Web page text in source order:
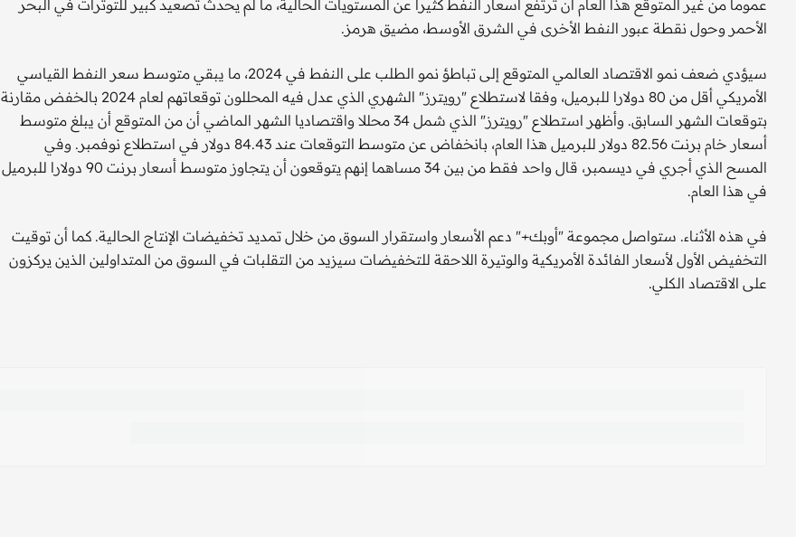
عموما من غير المتوقع هذا العام أن ترتفع أسعار النفط كثيرا عن المستويات الحالية، ما لم يحدث تصعيد كبير للتوترات في البحر
الأحمر وحول نقطة عبور النفط الأخرى في الشرق الأوسط، مضيق هرمز.
سيؤدي ضعف نمو الاقتصاد العالمي المتوقع إلى تباطؤ نمو الطلب على النفط في 2024، ما يبقي متوسط سعر النفط القياسي
الأمريكي أقل من 80 دولارا للبرميل، وفقا لاستطلاع "رويترز" الشهري الذي عدل فيه المحللون توقعاتهم لعام 2024 بالخفض مقارنة
بتوقعات الشهر السابق. وأظهر استطلاع "رويترز" الذي شمل 34 محللا واقتصاديا الشهر الماضي أن من المتوقع أن يبلغ متوسط
أسعار خام برنت 82.56 دولار للبرميل هذا العام، بانخفاض عن متوسط التوقعات عند 84.43 دولار في استطلاع نوفمبر. وفي
المسح الذي أجري في ديسمبر، قال واحد فقط من بين 34 مساهما إنهم يتوقعون أن يتجاوز متوسط أسعار برنت 90 دولارا للبرميل
في هذا العام.
في هذه الأثناء. ستواصل مجموعة "أوبك+" دعم الأسعار واستقرار السوق من خلال تمديد تخفيضات الإنتاج الحالية. كما أن توقيت
التخفيض الأول لأسعار الفائدة الأمريكية والوتيرة اللاحقة للتخفيضات سيزيد من التقلبات في السوق من المتداولين الذين يركزون
على الاقتصاد الكلي.